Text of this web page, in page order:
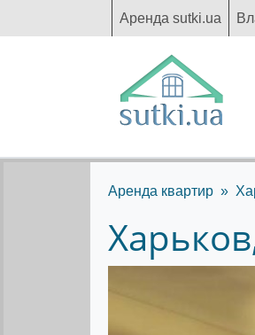
Аренда sutki.ua
Аренда квартир